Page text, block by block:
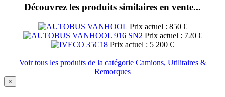
Découvrez les produits similaires en vente...
Prix actuel : 850 €
Prix actuel : 720 €
Prix actuel : 5 200 €
Voir tous les produits de la catégorie Camions, Utilitaires &
Remorques
×